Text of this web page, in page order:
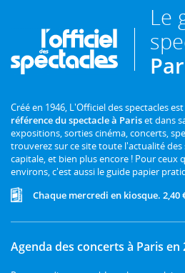
Le
Créé en 1946, L'Officiel des spectacles est
référence du spectacle à Pariset dans
expositions, sorties cinéma, concerts,
trouverez sur ce site toute l'actualité
capitale, et bien plus encore ! Pour ceux
environs, c'est aussi le guide papier
Chaque mercredi en kiosque. 2,40
Agenda des concerts à Paris en